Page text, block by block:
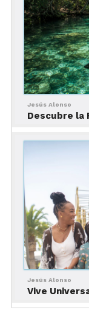
en tren se
los viajes en
29 de octubre,
17 de
Para más
Oregón, visita
Jesús Alonso
Descubre la
Jesús Alonso
Vive